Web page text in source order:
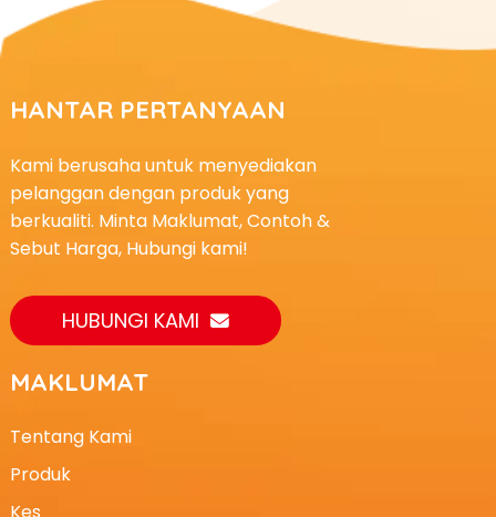
HANTAR PERTANYAAN
Kami berusaha untuk menyediakan
pelanggan dengan produk yang
berkualiti. Minta Maklumat, Contoh &
Sebut Harga, Hubungi kami!
HUBUNGI KAMI
MAKLUMAT
Tentang Kami
Produk